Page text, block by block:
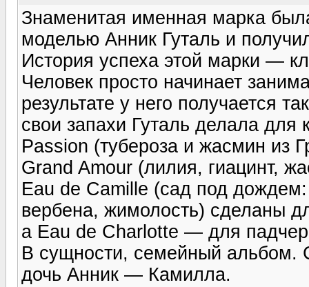
Знаменитая именная марка
моделью Анник Гуталь и
История успеха этой марки —
Человек просто начинает
результате у него получается
свои запахи Гуталь делала для
Passion (тубероза и жасмин из
Grand Amour (лилия, гиацинт,
Eau de Camille (сад под
вербена, жимолость) сделаны
а Eau de Charlotte — для
В сущности, семейный альбом.
дочь Анник — Камилла.